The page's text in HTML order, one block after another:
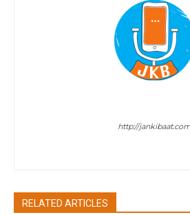
http://
RELATED ARTICLES